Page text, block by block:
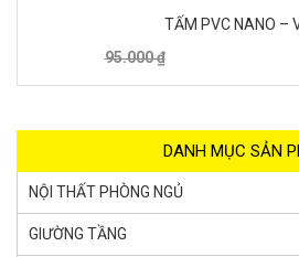
PHÀO CHỈ PU DÁT
60.000 ₫
DANH MỤC SẢN
NỘI THẤT PHÒNG NGỦ
GIƯỜNG TẦNG